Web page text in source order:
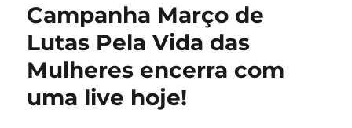
Campanha Março de
Lutas Pela Vida das
Mulheres encerra com
uma live hoje!